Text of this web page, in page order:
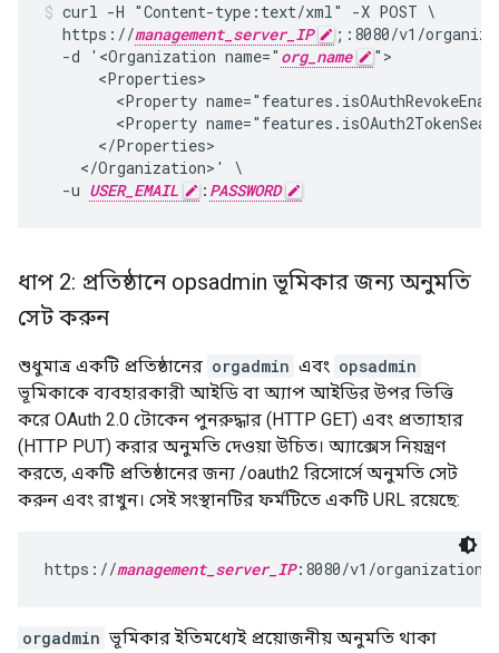
curl -H "Content-type:text/xml" -X POST \
  https://
management_server_IP
;:8080/v1/
  -d '<Organization name="
org_name
">
      <Properties>
<Property
<Property
      </Properties>
    </Organization>' \
  -u
USER_EMAIL : PASSWORD
ধাপ 2: প্রতিষ্ঠানে opsadmin ভূমিকার জন্য অনুমতি
সেট করুন
শুধুমাত্র একটি প্রতিষ্ঠানের orgadmin এবং opsadmin
ভূমিকাকে ব্যবহারকারী আইডি বা অ্যাপ আইডির উপর ভিত্তি
করে OAuth 2.0 টোকেন পুনরুদ্ধার (HTTP GET) এবং প্রত্যাহার
(HTTP PUT) করার অনুমতি দেওয়া উচিত। অ্যাক্সেস নিয়ন্ত্রণ
করতে, একটি প্রতিষ্ঠানের জন্য /oauth2 রিসোর্সে অনুমতি সেট
করুন এবং রাখুন। সেই সংস্থানটির ফর্মটিতে একটি URL রয়েছে:
https://management_server_IP:8080/v1/
orgadmin ভূমিকার ইতিমধ্যেই প্রয়োজনীয় অনুমতি থাকা